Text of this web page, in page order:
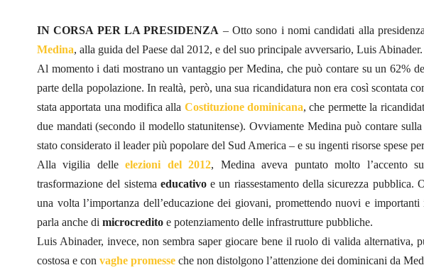
IN CORSA PER LA PRESIDENZA – Otto sono i nomi candidati alla
Medina, alla guida del Paese dal 2012, e del suo principale avversario, Luis Abinader.
Al momento i dati mostrano un vantaggio per Medina, che può contare su un 62%
parte della popolazione. In realtà, però, una sua ricandidatura non era così scontata
stata apportata una modifica alla Costituzione dominicana, che permette la
due mandati (secondo il modello statunitense). Ovviamente Medina può contare
stato considerato il leader più popolare del Sud America – e su ingenti risorse spese
Alla vigilia delleelezioni del 2012, Medina aveva puntato molto l’accento
trasformazione del sistema educativoe un riassestamento della sicurezza pubblica.
una volta l’importanza dell’educazione dei giovani, promettendo nuovi e
parla anche di microcredito e potenziamento delle infrastrutture pubbliche.
Luis Abinader, invece, non sembra saper giocare bene il ruolo di valida alternativa,
costosa e con vaghe promesse che non distolgono l’attenzione dei dominicani da